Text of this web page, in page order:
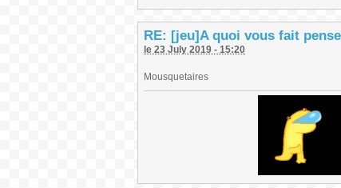
RE: [jeu]A quoi vous fait
le 23 July 2019 - 15:20
Mousquetaires